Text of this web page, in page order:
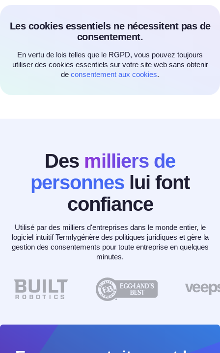
Les cookies essentiels ne nécessitent pas de
consentement.
En vertu de lois telles que le RGPD, vous pouvez toujours
utiliser des cookies essentiels sur votre site web sans obtenir
de consentement aux cookies.
Des milliers de
personnes lui font
confiance
Utilisé par des milliers d'entreprises dans le monde entier, le
logiciel intuitif Termlygénère des politiques juridiques et gère la
gestion des consentements pour toute entreprise en quelques
minutes.